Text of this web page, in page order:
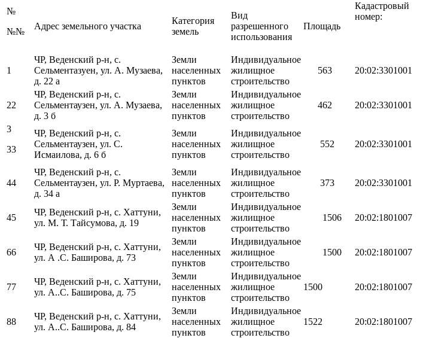
№
№№
Адрес земельного участка
Категория
земель
Вид
разрешенного
использования
Площадь
Кадастровый
номер:
1
ЧР, Веденский р-н, с.
Сельментазуен, ул. А. Музаева,
д. 22 а
Земли
населенных
пунктов
Индивидуальное
жилищное
строительство
563 20:02:3301001
22
ЧР, Веденский р-н, с.
Сельментаузен, ул. А. Музаева,
д. 3 б
Земли
населенных
пунктов
Индивидуальное
жилищное
строительство
462 20:02:3301001
3
33
ЧР, Веденский р-н, с.
Сельментаузен, ул. С.
Исмаилова, д. 6 б
Земли
населенных
пунктов
Индивидуальное
жилищное
строительство
552 20:02:3301001
44
ЧР, Веденский р-н, с.
Сельментаузен, ул. Р. Муртаева,
д. 34 а
Земли
населенных
пунктов
Индивидуальное
жилищное
строительство
373 20:02:3301001
45
ЧР, Веденский р-н, с. Хаттуни,
ул. М. Т. Тайсумова, д. 19
Земли
населенных
пунктов
Индивидуальное
жилищное
строительство
1506 20:02:1801007
66
ЧР, Веденский р-н, с. Хаттуни,
ул. А .С. Баширова, д. 73
Земли
населенных
пунктов
Индивидуальное
жилищное
строительство
1500 20:02:1801007
77
ЧР, Веденский р-н, с. Хаттуни,
ул. А..С. Баширова, д. 75
Земли
населенных
пунктов
Индивидуальное
жилищное
строительство
1500 20:02:1801007
88
ЧР, Веденский р-н, с. Хаттуни,
ул. А..С. Баширова, д. 84
Земли
населенных
пунктов
Индивидуальное
жилищное
строительство
1522 20:02:1801007